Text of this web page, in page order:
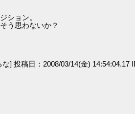
ション。
う思わないか？
] 投稿日：2008/03/14(金) 14:54:04.17